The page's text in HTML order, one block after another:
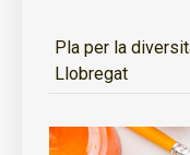
Pla per la
Llobregat